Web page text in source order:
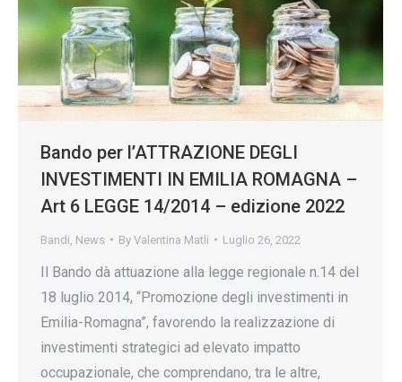
Bando per l’ATTRAZIONE DEGLI
INVESTIMENTI IN EMILIA ROMAGNA –
Art 6 LEGGE 14/2014 – edizione 2022
Bandi News By Valentina Matli Luglio 26, 2022
Il Bando dà attuazione alla legge regionale n.14 del
18 luglio 2014, “Promozione degli investimenti in
Emilia-Romagna”, favorendo la realizzazione di
investimenti strategici ad elevato impatto
occupazionale, che comprendano, tra le altre,